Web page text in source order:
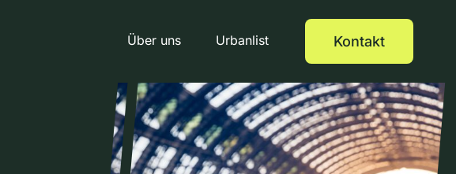
Über uns Urbanlist Kontakt